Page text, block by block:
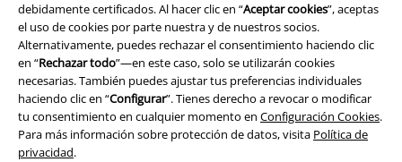
debidamente certificados. Al hacer clic en “Aceptar cookies”, aceptas
el uso de cookies por parte nuestra y de nuestros socios.
Alternativamente, puedes rechazar el consentimiento haciendo clic
en “Rechazar todo”—en este caso, solo se utilizarán cookies
necesarias. También puedes ajustar tus preferencias individuales
haciendo clic en “Configurar”. Tienes derecho a revocar o modificar
tu consentimiento en cualquier momento en Configuración Cookies.
Para más información sobre protección de datos, visita Política de
privacidad.
Aviso Legal
Ley protección de datos
Eliminación de residuos y protección del medioambiente
Declaración de Conformidad